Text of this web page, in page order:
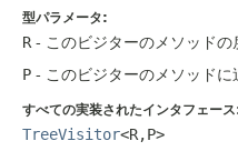
型パラメータ:
R - このビジターのメソッドの
P - このビジターのメソッドに
すべての実装されたインタフェー
TreeVisitor<R,P>